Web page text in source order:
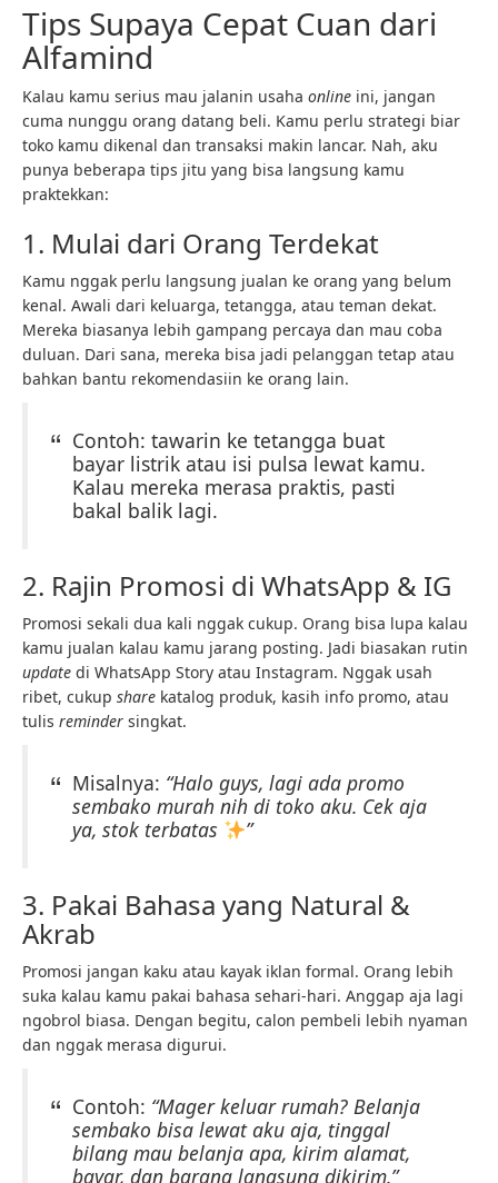
Tips Supaya Cepat Cuan dari
Alfamind
Kalau kamu serius mau jalanin usaha online ini, jangan
cuma nunggu orang datang beli. Kamu perlu strategi biar
toko kamu dikenal dan transaksi makin lancar. Nah, aku
punya beberapa tips jitu yang bisa langsung kamu
praktekkan:
1. Mulai dari Orang Terdekat
Kamu nggak perlu langsung jualan ke orang yang belum
kenal. Awali dari keluarga, tetangga, atau teman dekat.
Mereka biasanya lebih gampang percaya dan mau coba
duluan. Dari sana, mereka bisa jadi pelanggan tetap atau
bahkan bantu rekomendasiin ke orang lain.
Contoh: tawarin ke tetangga buat
bayar listrik atau isi pulsa lewat kamu.
Kalau mereka merasa praktis, pasti
bakal balik lagi.
2. Rajin Promosi di WhatsApp & IG
Promosi sekali dua kali nggak cukup. Orang bisa lupa kalau
kamu jualan kalau kamu jarang posting. Jadi biasakan rutin
update di WhatsApp Story atau Instagram. Nggak usah
ribet, cukup share katalog produk, kasih info promo, atau
tulis reminder singkat.
Misalnya: “Halo guys, lagi ada promo
sembako murah nih di toko aku. Cek aja
ya, stok terbatas
”
3. Pakai Bahasa yang Natural &
Akrab
Promosi jangan kaku atau kayak iklan formal. Orang lebih
suka kalau kamu pakai bahasa sehari-hari. Anggap aja lagi
ngobrol biasa. Dengan begitu, calon pembeli lebih nyaman
dan nggak merasa digurui.
Contoh: “Mager keluar rumah? Belanja
sembako bisa lewat aku aja, tinggal
bilang mau belanja apa, kirim alamat,
bayar, dan barang langsung dikirim.”